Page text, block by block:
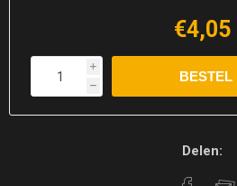
€4,05
i
h
Delen: